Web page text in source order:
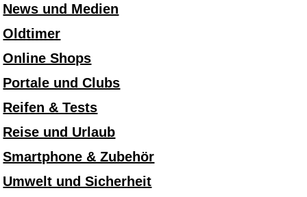
News und Medien
Oldtimer
Online Shops
Portale und Clubs
Reifen & Tests
Reise und Urlaub
Smartphone & Zubehör
Umwelt und Sicherheit